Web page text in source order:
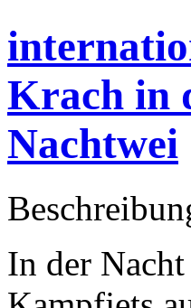
Krach in
Nachtwei
In der